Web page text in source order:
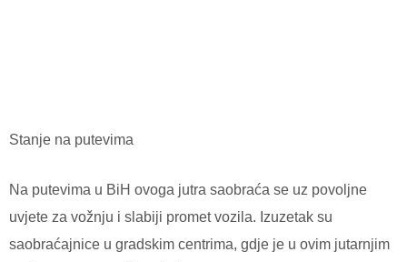
Stanje na putevima
Na putevima u BiH ovoga jutra saobraća se uz povoljne
uvjete za vožnju i slabiji promet vozila. Izuzetak su
saobraćajnice u gradskim centrima, gdje je u ovim jutarnjim